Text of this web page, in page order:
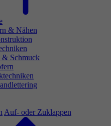
& Nähen
& Schmuck
Auf- oder Zuklappen